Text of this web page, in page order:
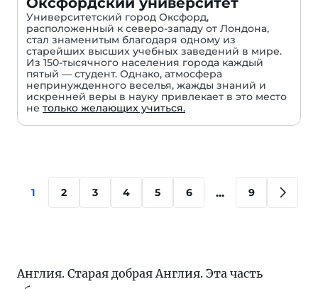
Университетский город Оксфорд,
расположенный к северо-западу от Лондона,
стал знаменитым благодаря одному из
старейших высших учебных заведений в мире.
Из 150-тысячного населения города каждый
пятый — студент. Однако, атмосфера
непринужденного веселья, жажды знаний и
искренней веры в науку привлекает в это место
не только желающих учиться.
1 2 3 4 5 6 ... 9
Англия. Старая добрая Англия. Эта часть